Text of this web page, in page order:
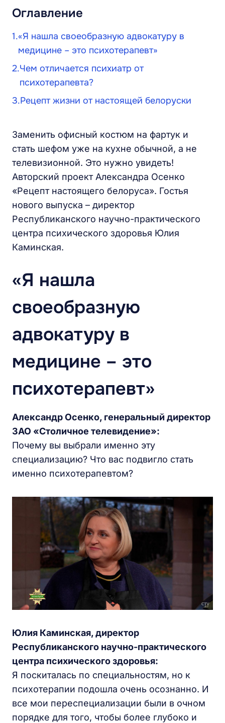
Оглавление
«Я нашла своеобразную адвокатуру в
медицине – это психотерапевт»
Чем отличается психиатр от
психотерапевта?
Рецепт жизни от настоящей белоруски
Заменить офисный костюм на фартук и
стать шефом уже на кухне обычной, а не
телевизионной. Это нужно увидеть!
Авторский проект Александра Осенко
«Рецепт настоящего белоруса». Гостья
нового выпуска – директор
Республиканского научно-практического
центра психического здоровья Юлия
Каминская.
«Я нашла
своеобразную
адвокатуру в
медицине – это
психотерапевт»
Александр Осенко, генеральный директор
ЗАО «Столичное телевидение»:
Почему вы выбрали именно эту
специализацию? Что вас подвигло стать
именно психотерапевтом?
Юлия Каминская, директор
Республиканского научно-практического
центра психического здоровья:
Я поскиталась по специальностям, но к
психотерапии подошла очень осознанно. И
все мои переспециализации были в очном
порядке для того, чтобы более глубоко и